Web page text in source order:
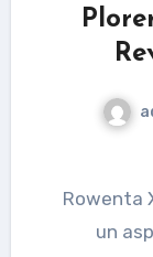
Rowenta X-Plorer S130 AI RR9067WH este
un